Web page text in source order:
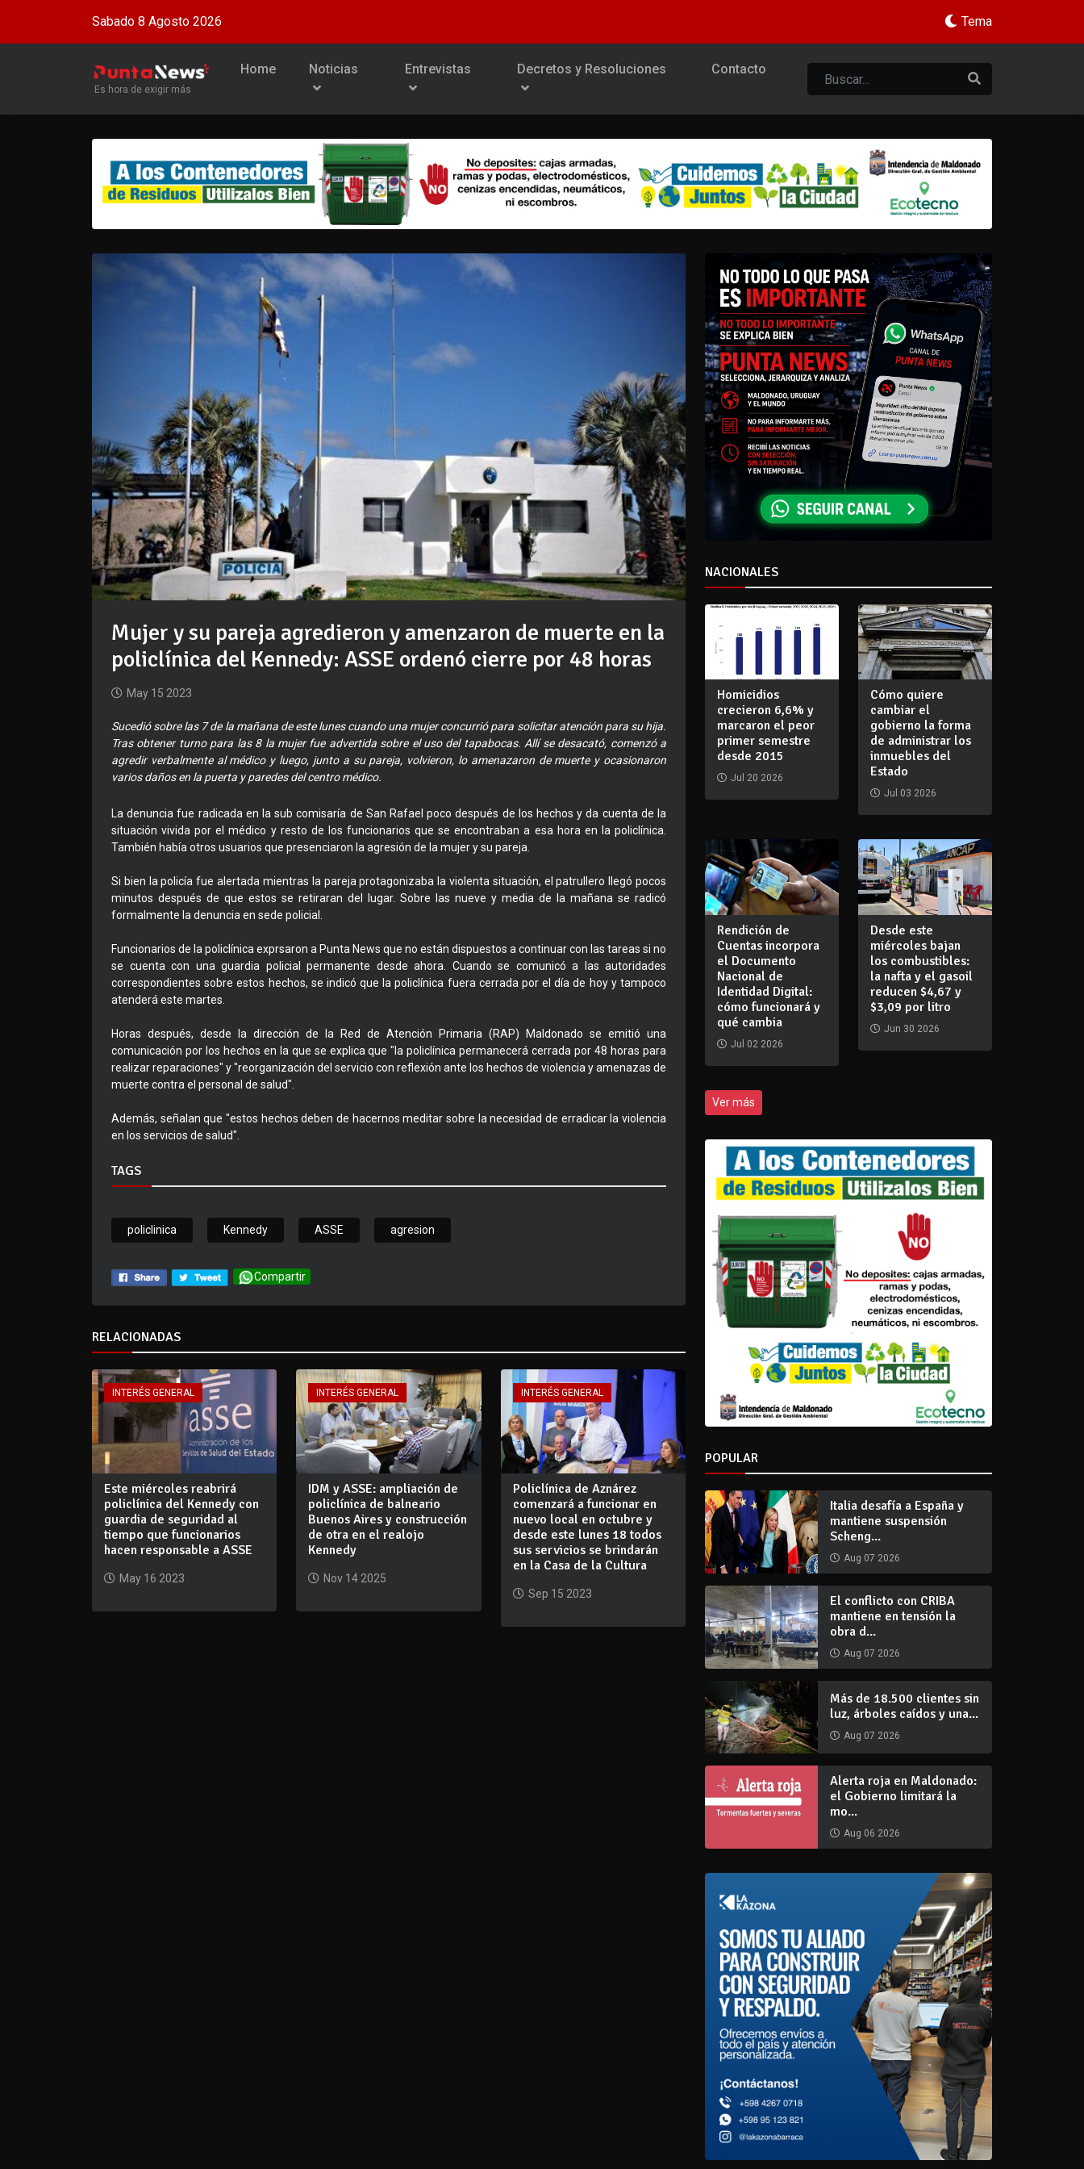
Sabado 8 Agosto 2026 Tema
Es hora de exigir más
Home Noticias Entrevistas Decretos y Resoluciones Contacto
Mujer y su pareja agredieron y amenzaron de muerte en la
policlínica del Kennedy: ASSE ordenó cierre por 48 horas
May 15 2023
Sucedió sobre las 7 de la mañana de este lunes cuando una mujer concurrió para solicitar atención para su hija.
Tras obtener turno para las 8 la mujer fue advertida sobre el uso del tapabocas. Allí se desacató, comenzó a
agredir verbalmente al médico y luego, junto a su pareja, volvieron, lo amenazaron de muerte y ocasionaron
varios daños en la puerta y paredes del centro médico.
La denuncia fue radicada en la sub comisaría de San Rafael poco después de los hechos y da cuenta de la
situación vivida por el médico y resto de los funcionarios que se encontraban a esa hora en la policlínica.
También había otros usuarios que presenciaron la agresión de la mujer y su pareja.
Si bien la policía fue alertada mientras la pareja protagonizaba la violenta situación, el patrullero llegó pocos
minutos después de que estos se retiraran del lugar. Sobre las nueve y media de la mañana se radicó
formalmente la denuncia en sede policial.
Funcionarios de la policlínica exprsaron a Punta News que no están dispuestos a continuar con las tareas si no
se cuenta con una guardia policial permanente desde ahora. Cuando se comunicó a las autoridades
correspondientes sobre estos hechos, se indicó que la policlínica fuera cerrada por el día de hoy y tampoco
atenderá este martes.
Horas después, desde la dirección de la Red de Atención Primaria (RAP) Maldonado se emitió una
comunicación por los hechos en la que se explica que "la policlínica permanecerá cerrada por 48 horas para
realizar reparaciones" y "reorganización del servicio con reflexión ante los hechos de violencia y amenazas de
muerte contra el personal de salud".
Además, señalan que "estos hechos deben de hacernos meditar sobre la necesidad de erradicar la violencia
en los servicios de salud".
TAGS
policlinica Kennedy ASSE agresion
Compartir
RELACIONADAS
INTERÉS GENERAL
Este miércoles reabrirá
policlínica del Kennedy con
guardia de seguridad al
tiempo que funcionarios
hacen responsable a ASSE
May 16 2023
INTERÉS GENERAL
IDM y ASSE: ampliación de
policlínica de balneario
Buenos Aires y construcción
de otra en el realojo
Kennedy
Nov 14 2025
INTERÉS GENERAL
Policlínica de Aznárez
comenzará a funcionar en
nuevo local en octubre y
desde este lunes 18 todos
sus servicios se brindarán
en la Casa de la Cultura
Sep 15 2023
NACIONALES
Homicidios
crecieron 6,6% y
marcaron el peor
primer semestre
desde 2015
Jul 20 2026
Cómo quiere
cambiar el
gobierno la forma
de administrar los
inmuebles del
Estado
Jul 03 2026
Rendición de
Cuentas incorpora
el Documento
Nacional de
Identidad Digital:
cómo funcionará y
qué cambia
Jul 02 2026
Desde este
miércoles bajan
los combustibles:
la nafta y el gasoil
reducen $4,67 y
$3,09 por litro
Jun 30 2026
Ver más
POPULAR
Italia desafía a España y
mantiene suspensión
Scheng...
Aug 07 2026
El conflicto con CRIBA
mantiene en tensión la
obra d...
Aug 07 2026
Más de 18.500 clientes sin
luz, árboles caídos y una...
Aug 07 2026
Alerta roja en Maldonado:
el Gobierno limitará la
mo...
Aug 06 2026